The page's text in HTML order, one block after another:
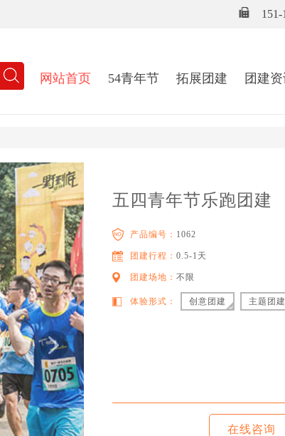
五四青年节乐跑团建
产品编号： 1062
团建行程： 0.5-1天
团建场地： 不限
体验形式： 创意团建 主题团建
在线咨询